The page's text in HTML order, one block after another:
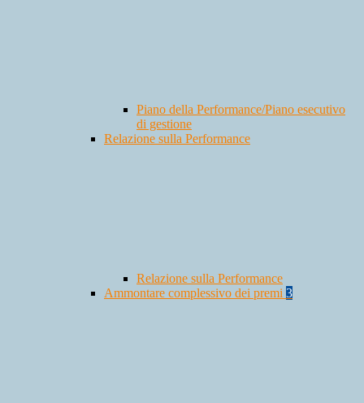
Piano della Performance/Piano esecutivo
di gestione
Relazione sulla Performance
Relazione sulla Performance
Ammontare complessivo dei premi 3